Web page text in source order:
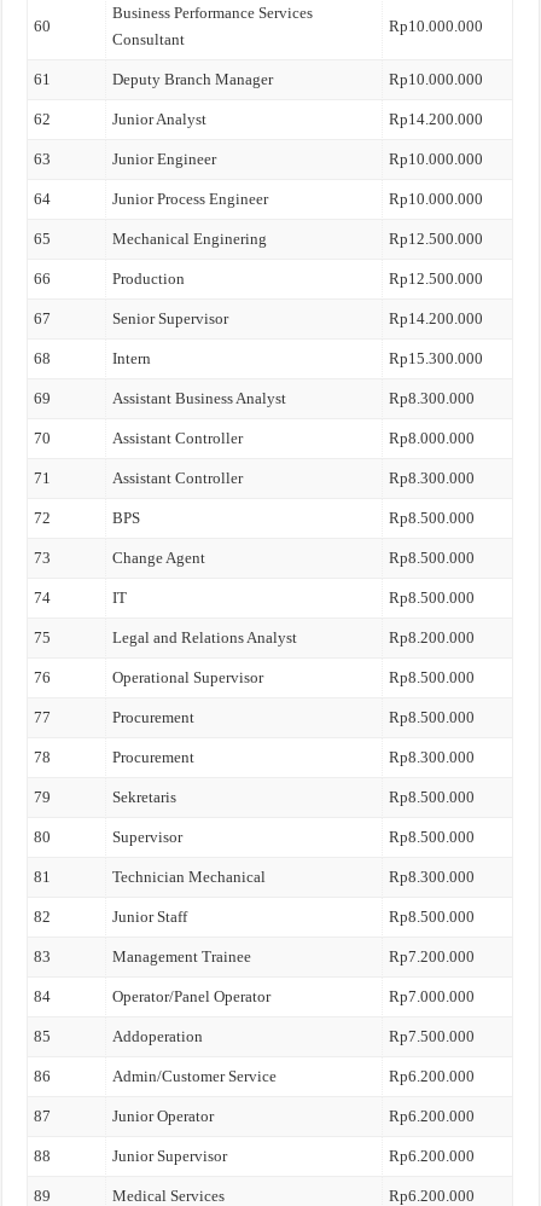
60
Business Performance Services
Consultant
Rp10.000.000
61 Deputy Branch Manager Rp10.000.000
62 Junior Analyst Rp14.200.000
63 Junior Engineer Rp10.000.000
64 Junior Process Engineer Rp10.000.000
65 Mechanical Enginering Rp12.500.000
66 Production Rp12.500.000
67 Senior Supervisor Rp14.200.000
68 Intern Rp15.300.000
69 Assistant Business Analyst Rp8.300.000
70 Assistant Controller Rp8.000.000
71 Assistant Controller Rp8.300.000
72 BPS Rp8.500.000
73 Change Agent Rp8.500.000
74 IT Rp8.500.000
75 Legal and Relations Analyst Rp8.200.000
76 Operational Supervisor Rp8.500.000
77 Procurement Rp8.500.000
78 Procurement Rp8.300.000
79 Sekretaris Rp8.500.000
80 Supervisor Rp8.500.000
81 Technician Mechanical Rp8.300.000
82 Junior Staff Rp8.500.000
83 Management Trainee Rp7.200.000
84 Operator/Panel Operator Rp7.000.000
85 Addoperation Rp7.500.000
86 Admin/Customer Service Rp6.200.000
87 Junior Operator Rp6.200.000
88 Junior Supervisor Rp6.200.000
89 Medical Services Rp6.200.000